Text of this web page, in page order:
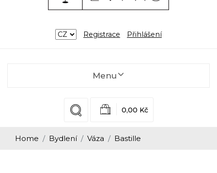
Registrace Přihlášení
Menu
0,00 Kč
Home Bydlení Váza Bastille